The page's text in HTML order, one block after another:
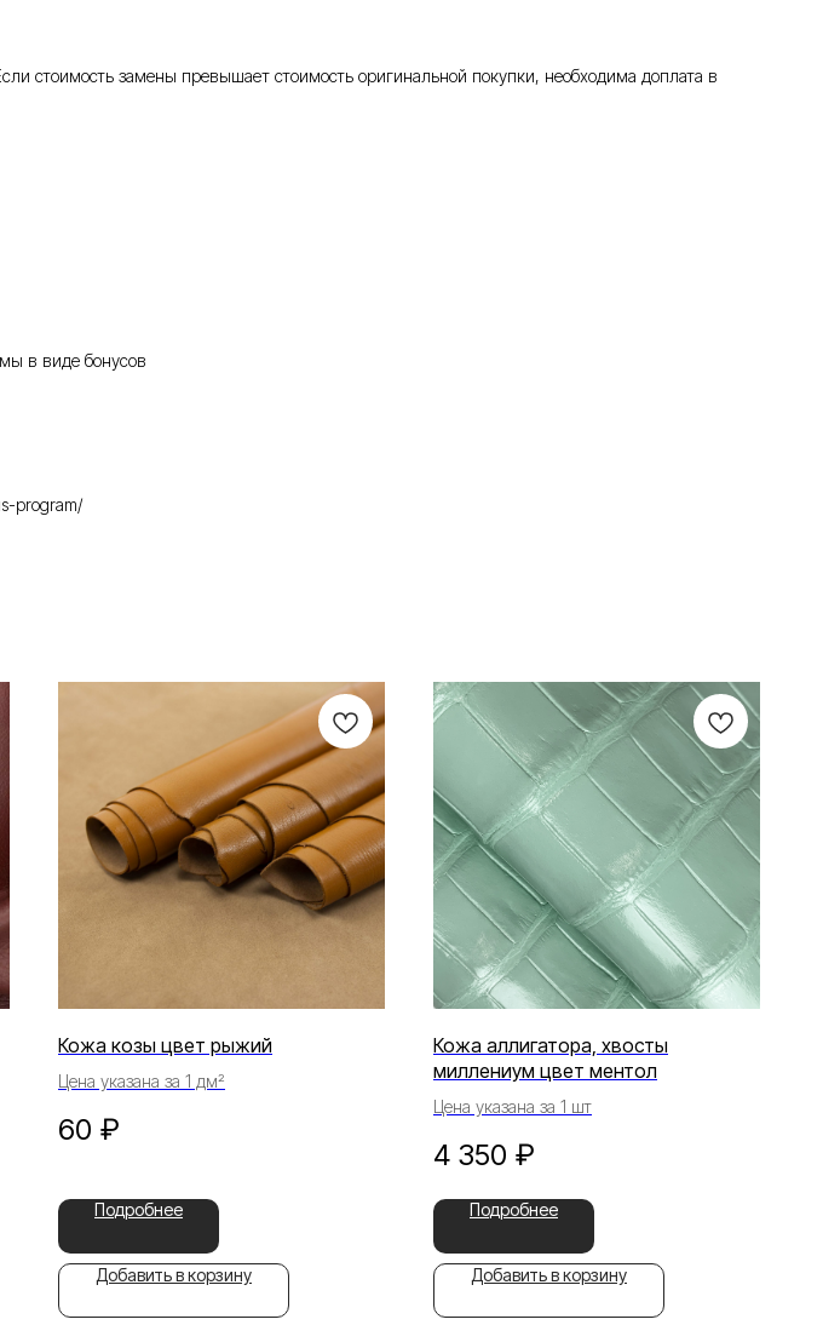
стоимость замены превышает стоимость оригинальной покупки, необходима доплата в
в виде бонусов
program/
Кожа козы цвет рыжий
Цена указана за 1 дм²
60 ₽
Подробнее
Добавить в корзину
Кожа аллигатора, хвосты
миллениум цвет ментол
Цена указана за 1 шт
4 350 ₽
Подробнее
Добавить в корзину